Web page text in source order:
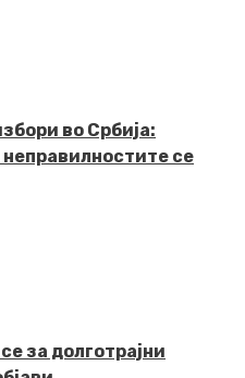
во Србија:
се
за долготрајни